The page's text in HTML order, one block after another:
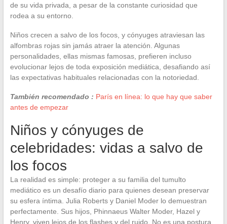
de su vida privada, a pesar de la constante curiosidad que
rodea a su entorno.
Niños crecen a salvo de los focos, y cónyuges atraviesan las
alfombras rojas sin jamás atraer la atención. Algunas
personalidades, ellas mismas famosas, prefieren incluso
evolucionar lejos de toda exposición mediática, desafiando así
las expectativas habituales relacionadas con la notoriedad.
También recomendado : París en línea: lo que hay que saber
antes de empezar
Niños y cónyuges de
celebridades: vidas a salvo de
los focos
La realidad es simple: proteger a su familia del tumulto
mediático es un desafío diario para quienes desean preservar
su esfera íntima. Julia Roberts y Daniel Moder lo demuestran
perfectamente. Sus hijos, Phinnaeus Walter Moder, Hazel y
Henry, viven lejos de los flashes y del ruido. No es una postura